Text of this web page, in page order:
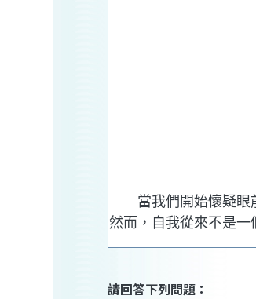
當我們開始懷疑眼前
然而，自我從來不是
請回答下列問題：